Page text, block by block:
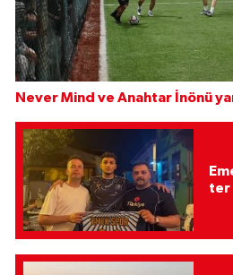
Never Mind ve Anahtar İnönü
ter